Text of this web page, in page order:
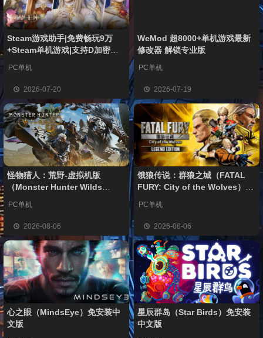
w******g 签到获取
欢迎w******g 加入本站
欢迎D****Z 加入本站
20小时前
欢迎有*酱 加入本站
22小时前
43 点积分
Steam游戏助手|免费畅玩9万
+Steam单机游戏|支持D加密以
PC单机
2026-07-20
WeMod 超8000+单机游戏最新
修改器 解锁专业版
PC单机
2026-07-19
怪物猎人：荒野-虚拟机版
（Monster Hunter Wilds
PC单机
2026-08-06
饿狼传说：群狼之城（FATAL
FURY: City of the Wolves）免
PC单机
2026-08-06
心之眼（MindsEye）免安装中
文版
星辰群岛（Star Birds）免安装
中文版